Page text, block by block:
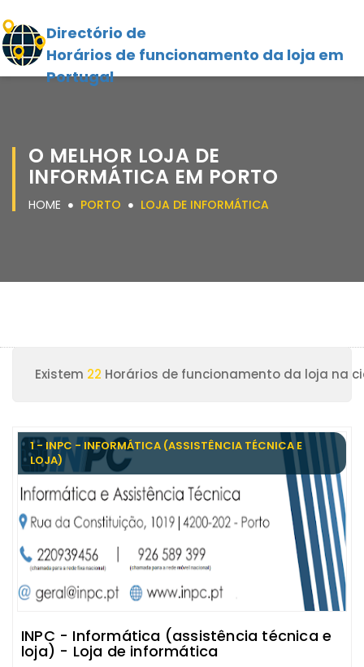
Directório de
Horários de funcionamento da loja em
Portugal
O MELHOR LOJA DE
INFORMÁTICA EM PORTO
HOME PORTO LOJA DE INFORMÁTICA
Existem 22 Horários de funcionamento da loja na
1 - INPC - INFORMÁTICA (ASSISTÊNCIA TÉCNICA E
LOJA)
INPC - Informática (assistência técnica e
loja) - Loja de informática